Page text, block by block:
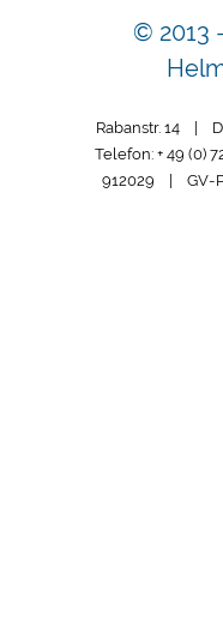
© 2013
Rabanstr. 14 |
Telefon: + 49 (0)
912029 | GV-